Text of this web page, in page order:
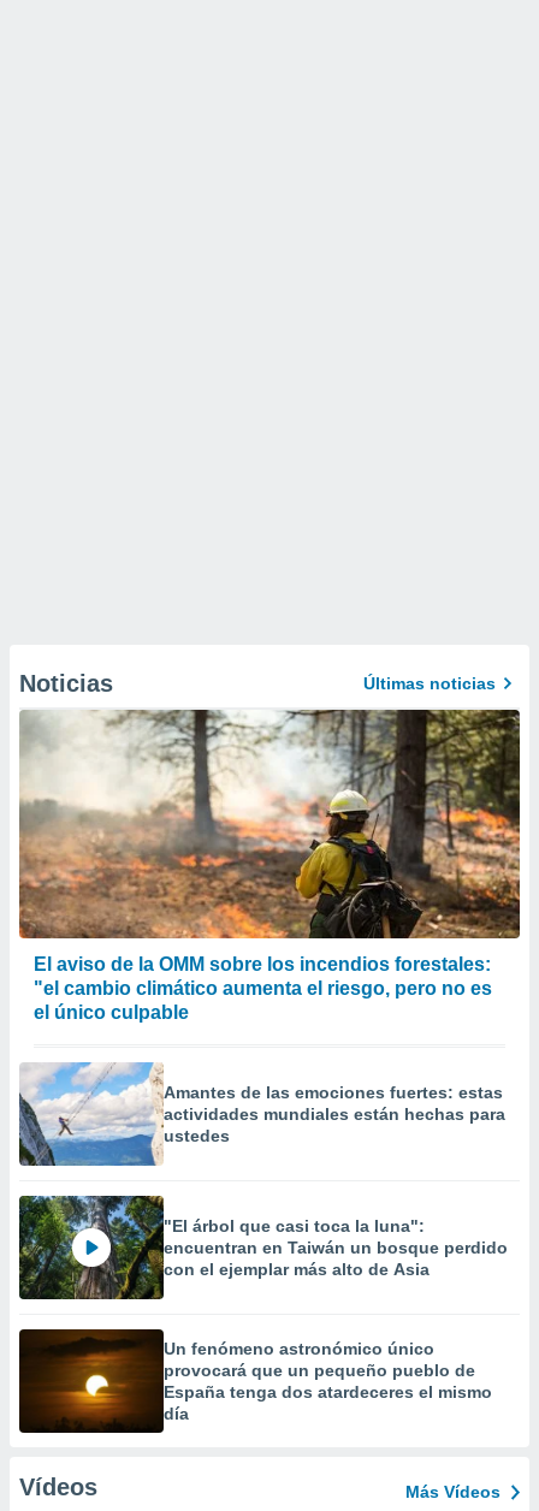
Noticias Últimas noticias
El aviso de la OMM sobre los incendios forestales:
"el cambio climático aumenta el riesgo, pero no es
el único culpable
Amantes de las emociones fuertes: estas
actividades mundiales están hechas para
ustedes
"El árbol que casi toca la luna":
encuentran en Taiwán un bosque perdido
con el ejemplar más alto de Asia
Un fenómeno astronómico único
provocará que un pequeño pueblo de
España tenga dos atardeceres el mismo
día
Vídeos Más Vídeos